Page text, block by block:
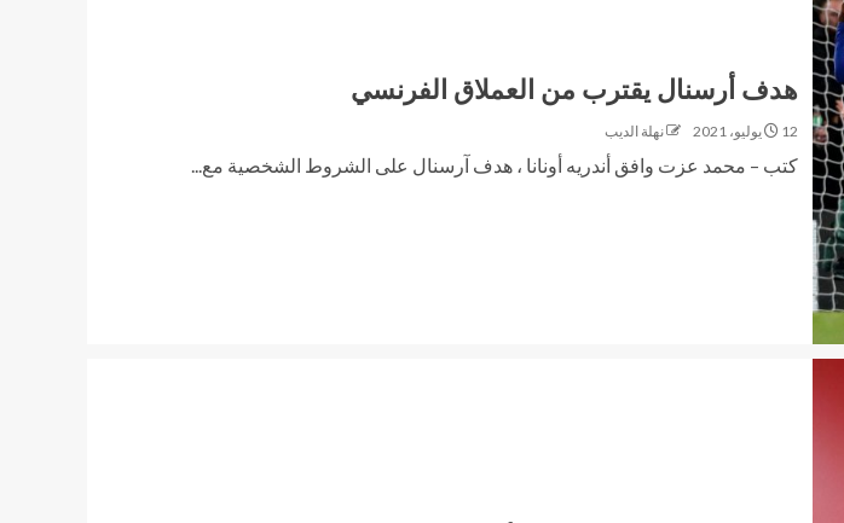
هدف أرسنال يقترب من العملاق الفرنسي
12 يوليو، 2021 نهلة الديب
كتب – محمد عزت وافق أندريه أونانا ، هدف آرسنال على الشروط الشخصية مع...